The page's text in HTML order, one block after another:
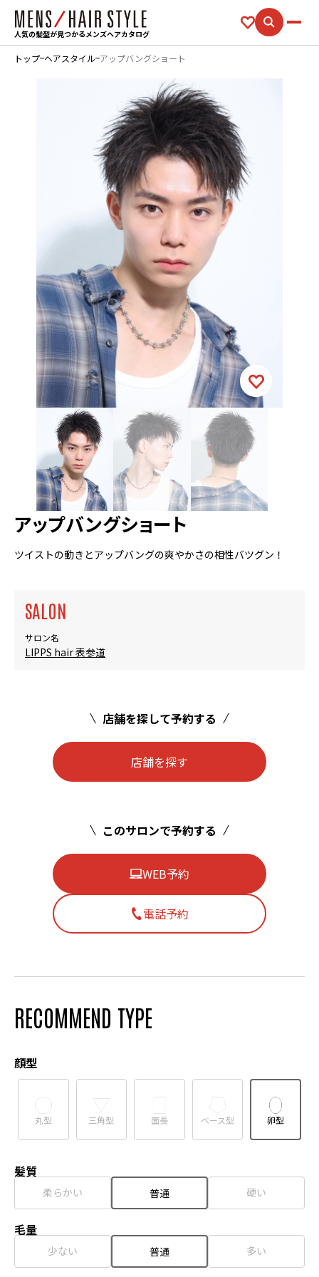
人気の髪型が見つかるメンズヘアカタログ
トップ ヘアスタイル アップバングショート
アップバングショート
ツイストの動きとアップバングの爽やかさの相性バツグン！
SALON
サロン名
LIPPS hair 表参道
店舗を探して予約する
店舗を探す
このサロンで予約する
WEB予約
電話予約
RECOMMEND TYPE
顔型
丸型 三角型 面長 ベース型 卵型
髪質
柔らかい 普通 硬い
毛量
少ない 普通 多い